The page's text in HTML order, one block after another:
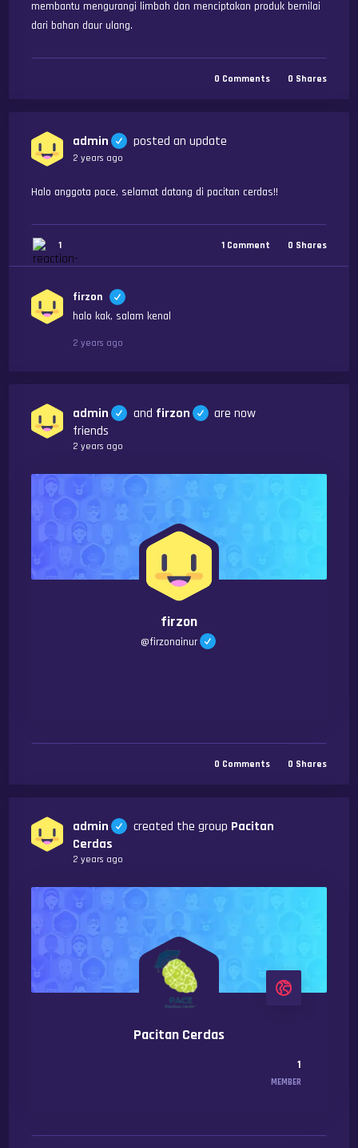
membantu mengurangi limbah dan menciptakan produk bernilai
dari bahan daur ulang.
0 Comments 0 Shares
admin posted an update
2 years ago
Halo anggota pace, selamat datang di pacitan cerdas!!
1 1 Comment 0 Shares
firzon
halo kak, salam kenal
2 years ago
admin and firzon
are now
friends
2 years ago
firzon
@firzonainur
0 Comments 0 Shares
admin created the group Pacitan
Cerdas
2 years ago
Pacitan Cerdas
1
MEMBER